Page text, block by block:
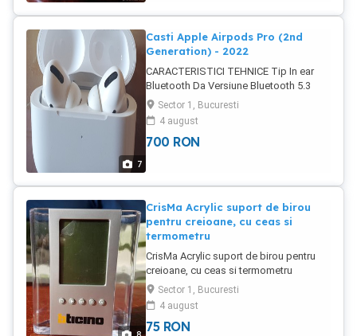
7
Casti Apple Airpods Pro (2nd
Generation) - 2022
CARACTERISTICI TEHNICE Tip In ear
Bluetooth Da Versiune Bluetooth 5.3
True Wireless Da Functii Rezistent la
apa Microfon Izolare zgomot exterior
Raza maxima semnal 10 m
CARACTERISTICI GENERALE Continut
Culoare Alb
Sector 1, Bucuresti
4 august
700 RON
CrisMa Acrylic suport de birou
pentru creioane, cu ceas si
termometru
CrisMa Acrylic suport de birou pentru
creioane, cu ceas si termometru
Dimensiuni: 12x10.5x5 cm Greutate: 219
g Afiseaza: zi, ora, data si termometru
Produsul este nou, nefolosit. Un
excelent cadou.
Sector 1, Bucuresti
4 august
75 RON